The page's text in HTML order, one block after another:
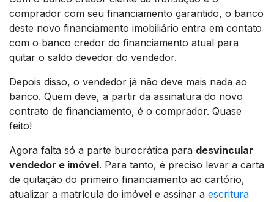
comprador com seu financiamento garantido, o banco
deste novo financiamento imobiliário entra em contato
com o banco credor do financiamento atual para
quitar o saldo devedor do vendedor.
Depois disso, o vendedor já não deve mais nada ao
banco. Quem deve, a partir da assinatura do novo
contrato de financiamento, é o comprador. Quase
feito!
Agora falta só a parte burocrática para desvincular
vendedor e imóvel. Para tanto, é preciso levar a carta
de quitação do primeiro financiamento ao cartório,
atualizar a matrícula do imóvel e assinar a escritura